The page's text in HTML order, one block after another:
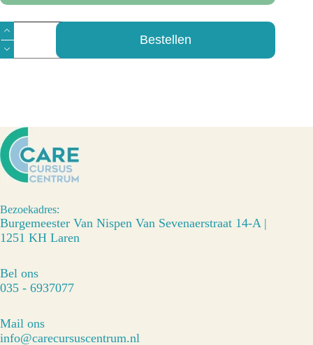
E-
learning
Module
stomazorg
Bestellen
Bezoekadres:
Burgemeester Van Nispen Van Sevenaerstraat 14-A |
1251 KH Laren
Bel ons
035 - 6937077
Mail ons
info@carecursuscentrum.nl